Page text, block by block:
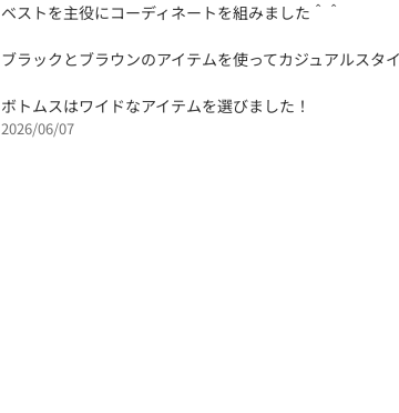
ベストを主役にコーディネートを組みました＾＾
ブラックとブラウンのアイテムを使ってカジュアルスタ
ボトムスはワイドなアイテムを選びました！
2026/06/07